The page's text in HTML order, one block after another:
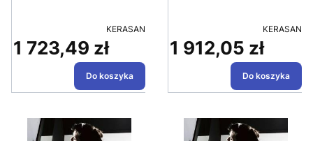
PRODUCENT
KERASAN
Cena
1 723,49 zł
Do koszyka
KERASAN
Cena
1 912,05 zł
Do koszyka